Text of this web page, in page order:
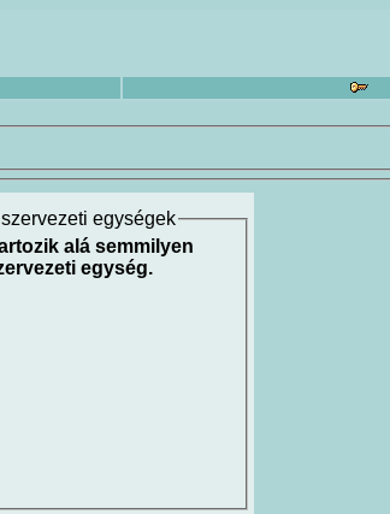
egységek
alá semmilyen
egység.